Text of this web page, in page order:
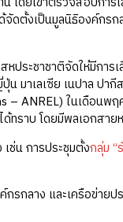
จัดตั้งเป็นมูลนิธิองค์กรก
ะชาชาติจัดให้มีการเ
น มาเลเซีย เนปาล ป
– ANREL) ในเดือนพ
ทราบ โดยมีพลเอกสาย
น การประชุมตั้งกลุ่ม “
ลาง และเครือข่ายป